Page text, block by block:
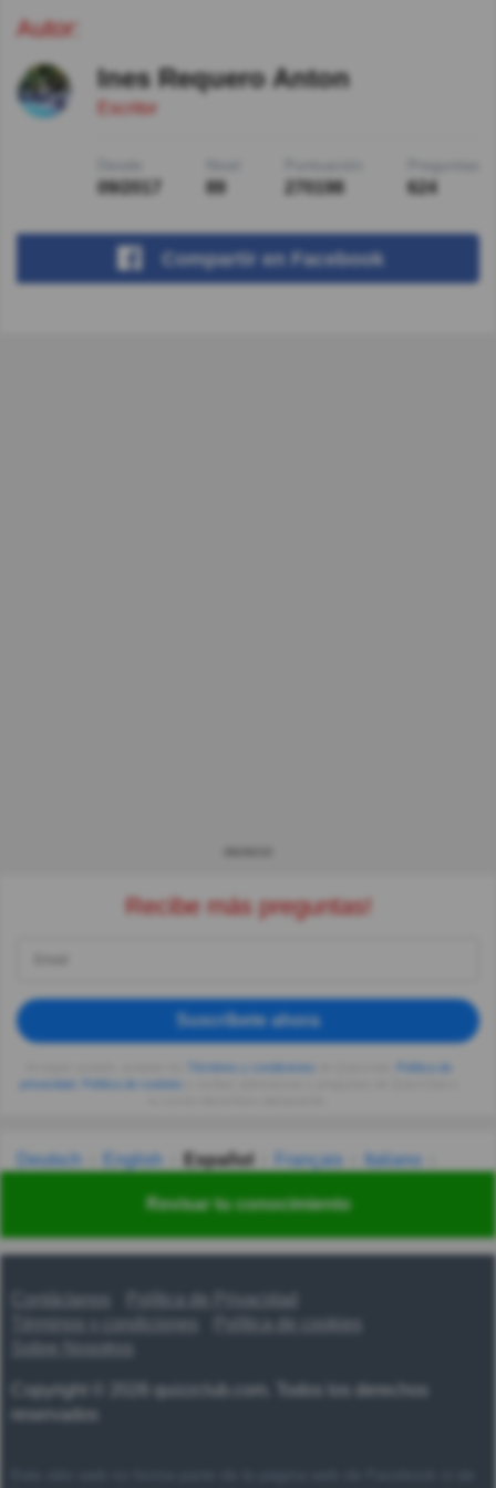
Revisar tu conocimiento
Autor:
Ines Requero Anton
Escritor
09/2017 89 270198 624
Compartir en Facebook
Recibe más preguntas!
Suscríbete ahora
Deutsch English Español Français
Italiano
Українська हिन्दी 한국어 汉语
Contáctanos
Política de Privacidad
Términos y condiciones
Copyright © 2026 quizzclub.com. Todos los derechos
reservados